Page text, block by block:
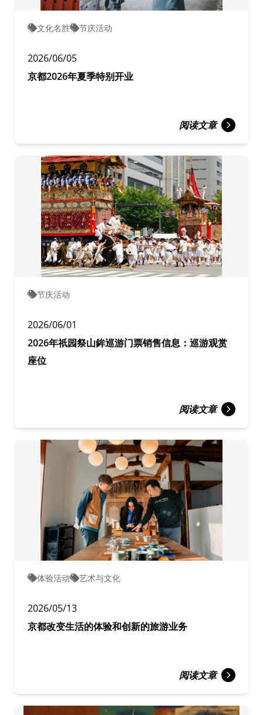
文化名胜 节庆活动
2026/06/05
京都2026年夏季特别开业
阅读文章
节庆活动
2026/06/01
2026年祇园祭山鉾巡游门票销售信息：巡游观赏
座位
阅读文章
体验活动 艺术与文化
2026/05/13
京都改变生活的体验和创新的旅游业务
阅读文章